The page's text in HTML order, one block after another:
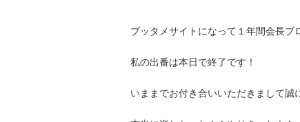
ブッタメサイトになって１年間会長ブ
私の出番は本日で終了です！
いままでお付き合いいただきまして誠